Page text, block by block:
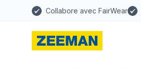
Collabore avec FairWear